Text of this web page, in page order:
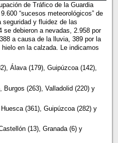
de Tráfico de la Guardia
“sucesos meteorológicos” de
seguridad y fluidez de las
se debieron a nevadas, 2.958 por
a causa de la lluvia, 389 por la
en la calzada. Le indicamos
Álava (179), Guipúzcoa (142),
Burgos (263), Valladolid (220) y
(361), Guipúzcoa (282) y
(13), Granada (6) y